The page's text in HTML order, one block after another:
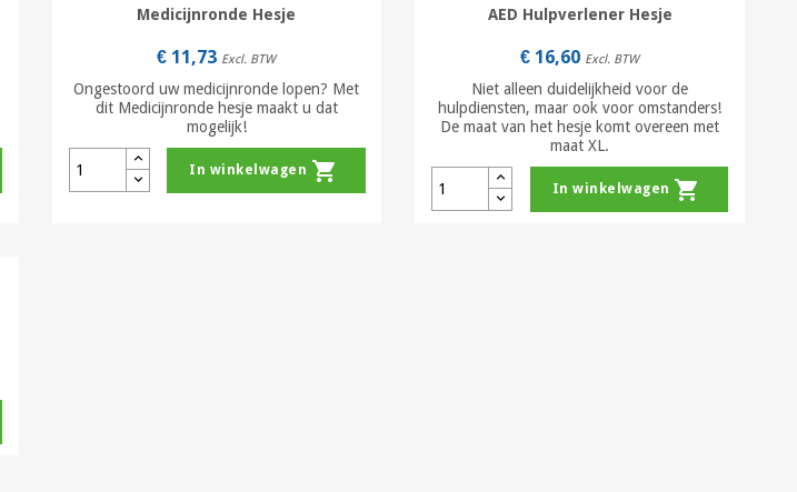
Medicijnronde Hesje
€ 11,73 Excl. BTW
Ongestoord uw medicijnronde lopen? Met
dit Medicijnronde hesje maakt u dat
mogelijk!
In winkelwagen shopping_cart
AED Hulpverlener Hesje
€ 16,60 Excl. BTW
Niet alleen duidelijkheid voor de
hulpdiensten, maar ook voor omstanders!
De maat van het hesje komt overeen met
maat XL.
In winkelwagen shopping_cart